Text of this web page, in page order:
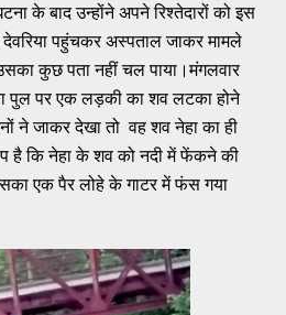
के बाद उन्होंने अपने रिश्तेदारों को इस
पहुंचकर अस्पताल जाकर मामले
कुछ पता नहीं चल पाया।मंगलवार
पुल पर एक लड़की का शव लटका होने
ने जाकर देखा तो वह शव नेहा का ही
है कि नेहा के शव को नदी में फेंकने की
एक पैर लोहे के गाटर में फंस गया